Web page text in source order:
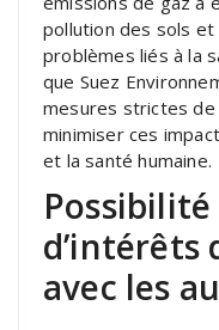
pollution des sols et
problèmes liés à la
que Suez
mesures strictes
minimiser ces
et la santé humaine.
d’intérêts
avec les